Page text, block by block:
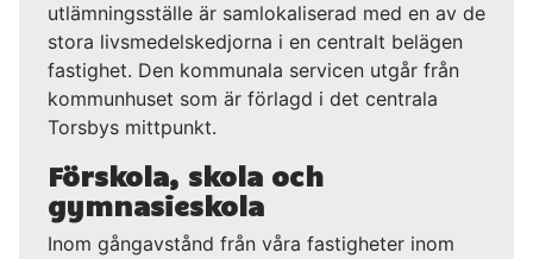
utlämningsställe är samlokaliserad med en av de
stora livsmedelskedjorna i en centralt belägen
fastighet. Den kommunala servicen utgår från
kommunhuset som är förlagd i det centrala
Torsbys mittpunkt.
Förskola, skola och
gymnasieskola
Inom gångavstånd från våra fastigheter inom